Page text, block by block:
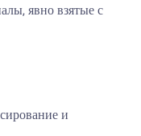
явно взятые с
и